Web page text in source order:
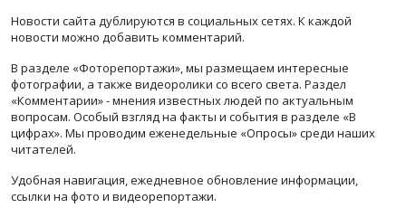
Новости сайта дублируются в социальных сетях. К каждой
новости можно добавить комментарий.
В разделе «Фоторепортажи», мы размещаем интересные
фотографии, а также видеоролики со всего света. Раздел
«Комментарии» - мнения известных людей по актуальным
вопросам. Особый взгляд на факты и события в разделе «В
цифрах». Мы проводим еженедельные «Опросы» среди наших
читателей.
Удобная навигация, ежедневное обновление информации,
ссылки на фото и видеорепортажи.